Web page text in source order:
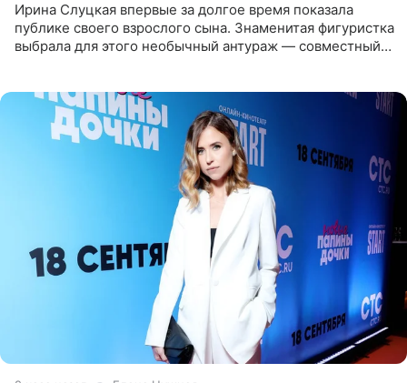
Ирина Слуцкая впервые за долгое время показала
публике своего взрослого сына. Знаменитая фигуристка
выбрала для этого необычный антураж — совместный